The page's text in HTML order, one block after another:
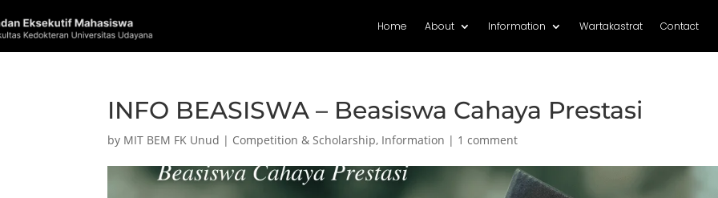
Home About Information Wartakastrat Contact
INFO BEASISWA – Beasiswa Cahaya Prestasi
by MIT BEM FK Unud | Competition & Scholarship, Information | 1 comment